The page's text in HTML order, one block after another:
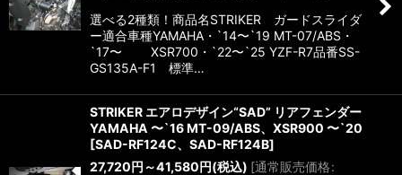
選べる2種類！商品名STRIKER ガードスライダ
ー適合車種YAMAHA・`14〜`19 MT-07/ABS・
`17〜 XSR700・`22〜`25 YZF-R7品番SS-
GS135A-F1 標準…
STRIKER エアロデザイン“SAD” リアフェンダー
YAMAHA 〜`16 MT-09/ABS、XSR900 〜`20
[SAD-RF124C、SAD-RF124B]
27,720 円 ～41,580 円(税込) [通常販売価格: